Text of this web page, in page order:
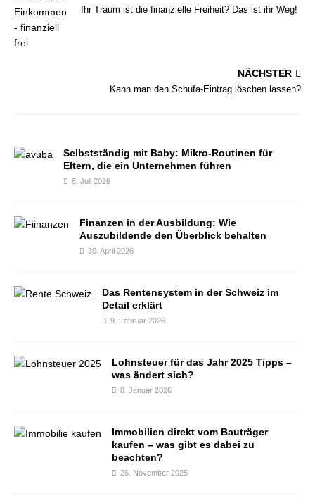
Ihr Traum ist die finanzielle Freiheit? Das ist ihr Weg!
NÄCHSTER
Kann man den Schufa-Eintrag löschen lassen?
Selbstständig mit Baby: Mikro-Routinen für
Eltern, die ein Unternehmen führen
8. Juli 2026
Finanzen in der Ausbildung: Wie
Auszubildende den Überblick behalten
30. April 2026
Das Rentensystem in der Schweiz im
Detail erklärt
9. Februar 2026
Lohnsteuer für das Jahr 2025 Tipps –
was ändert sich?
8. Januar 2026
Immobilien direkt vom Bauträger
kaufen – was gibt es dabei zu
beachten?
26. November 2025